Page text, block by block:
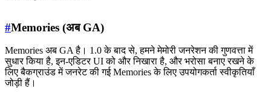
#Memories (अब GA)
Memories अब GA है। 1.0 के बाद से, हमने मेमोरी जनरेशन की गुणवत्ता में
सुधार किया है, इन-एडिटर UI को और निखारा है, और भरोसा बनाए रखने के
लिए बैकग्राउंड में जनरेट की गई Memories के लिए उपयोगकर्ता स्वीकृतियाँ
जोड़ी हैं।